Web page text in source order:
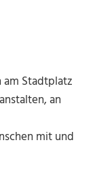
Stadtplatz
an
mit und